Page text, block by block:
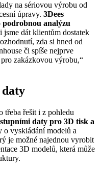
na sériovou výrobu od
úpravy. 3Dees
analýzu
jsme dát klientům dostatek
zda si hned od
či spíše nejprve
zakázkovou výrobu,“
třeba řešit i z pohledu
daty pro 3D tisk a
o vyskládání modelů a
je možné najednou vyrobit
3D modelů, která může